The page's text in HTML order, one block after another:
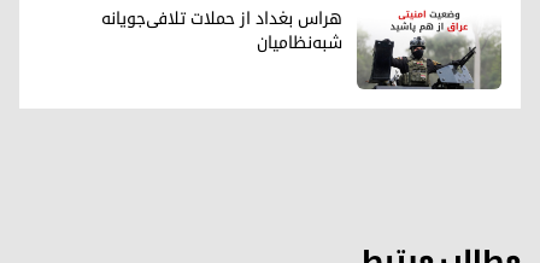
هراس بغداد از حملات تلافی‌جویانه
شبه‌نظامیان